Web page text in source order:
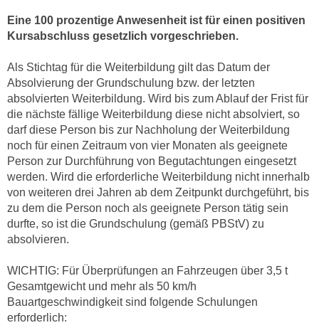
Eine 100 prozentige Anwesenheit ist für einen positiven
Kursabschluss gesetzlich vorgeschrieben.
Als Stichtag für die Weiterbildung gilt das Datum der
Absolvierung der Grundschulung bzw. der letzten
absolvierten Weiterbildung. Wird bis zum Ablauf der Frist für
die nächste fällige Weiterbildung diese nicht absolviert, so
darf diese Person bis zur Nachholung der Weiterbildung
noch für einen Zeitraum von vier Monaten als geeignete
Person zur Durchführung von Begutachtungen eingesetzt
werden. Wird die erforderliche Weiterbildung nicht innerhalb
von weiteren drei Jahren ab dem Zeitpunkt durchgeführt, bis
zu dem die Person noch als geeignete Person tätig sein
durfte, so ist die Grundschulung (gemäß PBStV) zu
absolvieren.
WICHTIG: Für Überprüfungen an Fahrzeugen über 3,5 t
Gesamtgewicht und mehr als 50 km/h
Bauartgeschwindigkeit sind folgende Schulungen
erforderlich:
r
n
“
k
l
i
c
k
e
n
,
r
w
e
n
u
t
a
b
o
m
m
e
n
z
w
i
c
h